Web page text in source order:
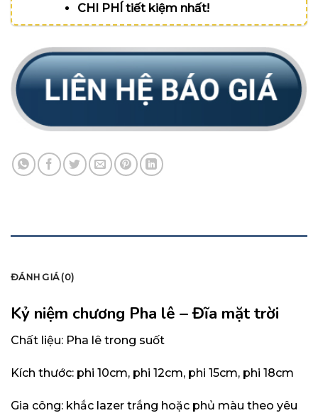
CHI PHÍ tiết kiệm nhất!
ĐÁNH GIÁ (0)
Kỷ niệm chương Pha lê – Đĩa mặt trời
Chất liệu: Pha lê trong suốt
Kích thước: phi 10cm, phi 12cm, phi 15cm, phi 18cm
Gia công: khắc lazer trắng hoặc phủ màu theo yêu